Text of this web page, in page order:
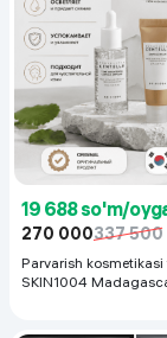
19 688 so'm/
270 000337 500
Parvarish
SKIN1004